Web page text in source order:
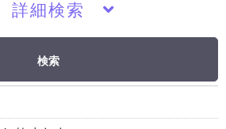
詳細検索
検索